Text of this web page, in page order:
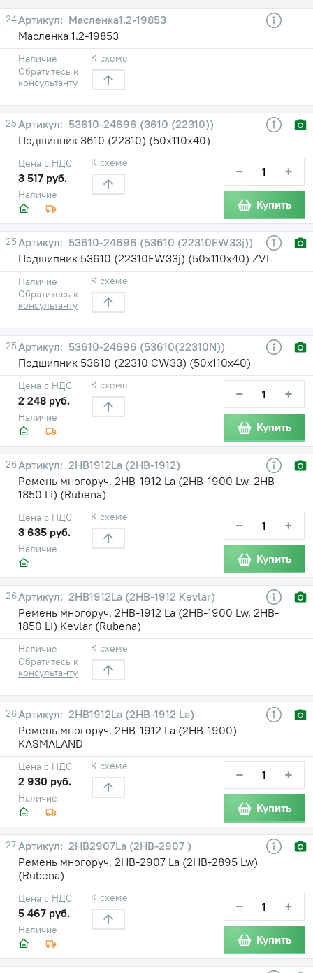
24
Масленка1.2-19853
Масленка 1.2-19853
Наличие
Обратитесь к
консультанту
К схеме
25
53610-24696 (3610 (22310))
Подшипник 3610 (22310) (50х110х40)
Наличие
Цена с НДС
3 517 руб.
К схеме − +
Купить
25
53610-24696 (53610 (22310EW33j))
Подшипник 53610 (22310EW33j) (50х110х40) ZVL
Наличие
Обратитесь к
консультанту
К схеме
25
53610-24696 (53610(22310N))
Подшипник 53610 (22310 CW33) (50х110х40)
Наличие
Цена с НДС
2 248 руб.
К схеме − +
Купить
26
2HB1912La (2НВ-1912)
Ремень многоруч. 2НВ-1912 La (2НВ-1900 Lw, 2HB-
1850 Li) (Rubena)
Наличие
Цена с НДС
3 635 руб.
К схеме − +
Купить
26
2HB1912La (2НВ-1912 Kevlar)
Ремень многоруч. 2НВ-1912 La (2НВ-1900 Lw, 2HB-
1850 Li) Kevlar (Rubena)
Наличие
Обратитесь к
консультанту
К схеме
26
2HB1912La (2НВ-1912 La)
Ремень многоруч. 2НВ-1912 La (2НВ-1900)
KASMALAND
Наличие
Цена с НДС
2 930 руб.
К схеме − +
Купить
27
2HB2907La (2НВ-2907 )
Ремень многоруч. 2НВ-2907 La (2НВ-2895 Lw)
(Rubena)
Наличие
Цена с НДС
5 467 руб.
К схеме − +
Купить